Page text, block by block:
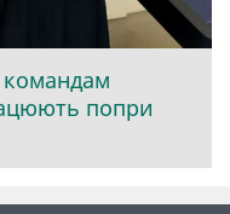
командам
попри